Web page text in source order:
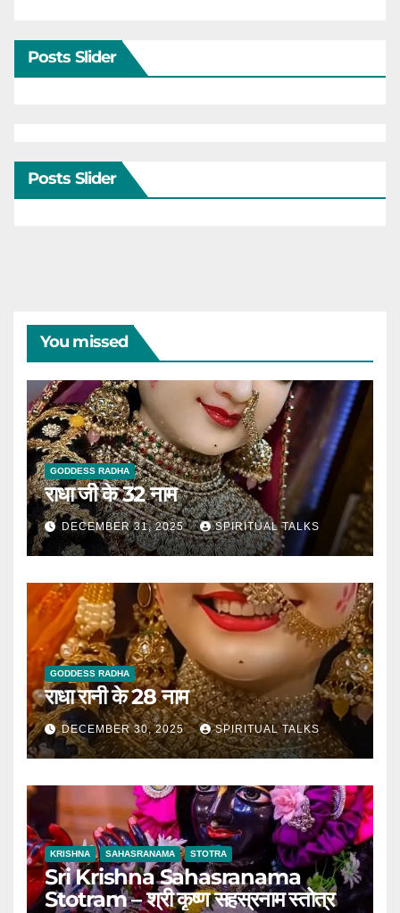
Posts Slider
Posts Slider
You missed
GODDESS RADHA
राधा जी के 32 नाम
DECEMBER 31, 2025 SPIRITUAL TALKS
GODDESS RADHA
राधा रानी के 28 नाम
DECEMBER 30, 2025 SPIRITUAL TALKS
KRISHNA SAHASRANAMA STOTRA
Sri Krishna Sahasranama
Stotram – श्री कृष्ण सहस्रनाम स्तोत्र